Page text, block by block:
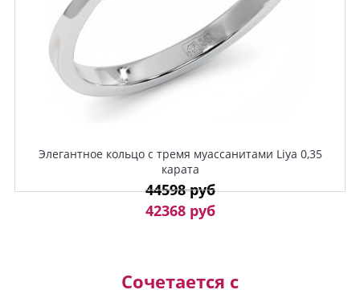
Элегантное кольцо с тремя муассанитами Liya 0,35
карата
44598 руб
42368 руб
Сочетается с